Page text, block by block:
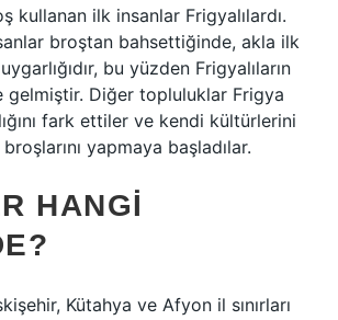
kullanan ilk insanlar Frigyalılardı.
broştan bahsettiğinde, akla ilk
bu yüzden Frigyalıların
gelmiştir. Diğer topluluklar Frigya
fark ettiler ve kendi kültürlerini
yapmaya başladılar.
HANGI
Kütahya ve Afyon il sınırları